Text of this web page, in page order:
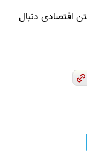
اقتصادی دنبال